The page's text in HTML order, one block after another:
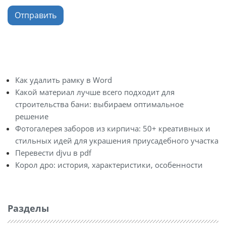
Отправить
Как удалить рамку в Word
Какой материал лучше всего подходит для
строительства бани: выбираем оптимальное
решение
Фотогалерея заборов из кирпича: 50+ креативных и
стильных идей для украшения приусадебного участка
Перевести djvu в pdf
Корол дро: история, характеристики, особенности
Разделы